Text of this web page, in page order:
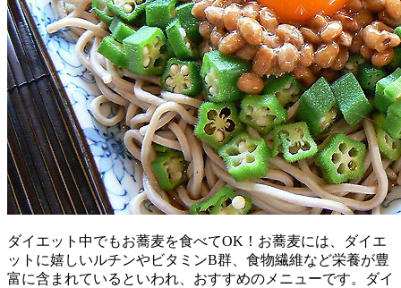
ダイエット中でもお蕎麦を食べてOK！お蕎麦には、ダイエ
ットに嬉しいルチンやビタミンB群、食物繊維など栄養が豊
富に含まれているといわれ、おすすめのメニューです。ダイ